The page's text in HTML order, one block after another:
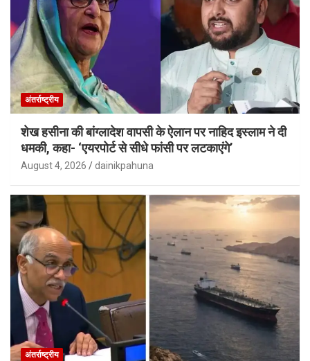
अंतर्राष्ट्रीय
शेख हसीना की बांग्लादेश वापसी के ऐलान पर नाहिद इस्लाम ने दी
धमकी, कहा- ‘एयरपोर्ट से सीधे फांसी पर लटकाएंगे’
August 4, 2026 dainikpahuna
अंतर्राष्ट्रीय